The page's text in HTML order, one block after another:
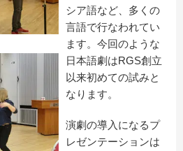
シア語など、多くの
言語で行なわれてい
ます。今回のような
日本語劇はRGS創立
以来初めての試みと
なります。
演劇の導入になるプ
レゼンテーションは